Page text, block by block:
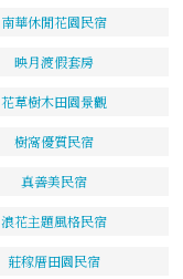
南華休閒花園民宿
映月渡假套房
花草樹木田園景觀
樹窩優質民宿
真善美民宿
浪花主題風格民宿
莊稼厝田園民宿